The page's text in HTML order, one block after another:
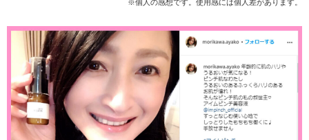
※個人の感想です。使用感には個人差があります。